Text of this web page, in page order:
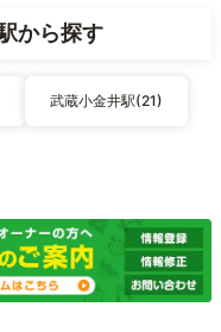
から探す
武蔵小金井駅(21)